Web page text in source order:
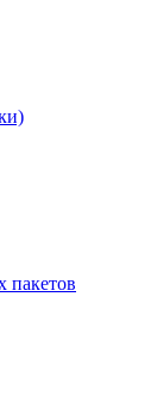
пакетов